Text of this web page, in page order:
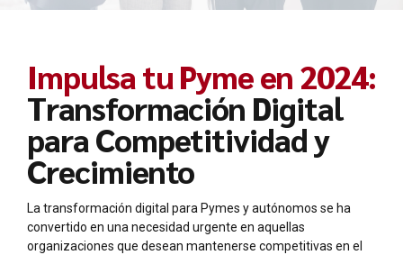
Impulsa tu Pyme en 2024:
Transformación Digital
para Competitividad y
Crecimiento
La transformación digital para Pymes y autónomos se ha
convertido en una necesidad urgente en aquellas
organizaciones que desean mantenerse competitivas en el